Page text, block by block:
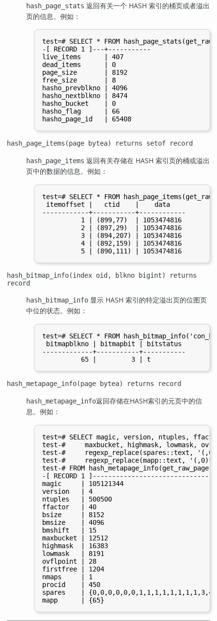
hash_page_stats 返回有关一个 HASH 索引的桶页或者溢出
页的信息。例如：
test=# SELECT * FROM
-[ RECORD 1 ]---+-----------
live_items      | 407
dead_items      | 0
page_size       | 8192
free_size       | 8
hasho_prevblkno | 4096
hasho_nextblkno | 8474
hasho_bucket    | 0
hasho_flag      | 66
hash_page_items(page bytea) returns setof record
hash_page_items 返回有关存储在 HASH 索引页的桶或溢出
页中的数据的信息。例如：
test=# SELECT * FROM
itemoffset |   ctid    |    data
------------+-----------+------------
          1 | (899,77)  | 1053474816
          2 | (897,29)  | 1053474816
          3 | (894,207) | 1053474816
          4 | (892,159) | 1053474816
hash_bitmap_info(index oid, blkno bigint) returns
record
hash_bitmap_info 显示 HASH 索引的特定溢出页的位图页
中位的状态。例如：
test=# SELECT * FROM
bitmapblkno | bitmapbit | bitstatus
-------------+-----------+-----------
hash_metapage_info(page bytea) returns record
hash_metapage_info返回存储在HASH索引的元页中的信
息。例如：
test=# SELECT magic, version, ntuples,
test-#     maxbucket, highmask, lowmask,
test-#     regexp_replace(spares::text,
test-#     regexp_replace(mapp::text,
test-# FROM
-[ RECORD 1
magic     | 105121344
version   | 4
ntuples   | 500500
ffactor   | 40
bsize     | 8152
bmsize    | 4096
bmshift   | 15
maxbucket | 12512
highmask  | 16383
lowmask   | 8191
ovflpoint | 28
firstfree | 1204
nmaps     | 1
procid    | 450
spares    |